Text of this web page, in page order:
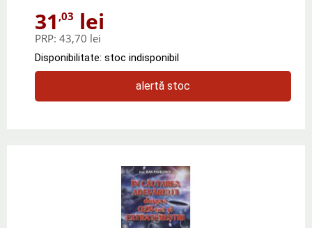
31 ,03 lei
PRP: 43,70 lei
Disponibilitate: stoc indisponibil
alertă stoc